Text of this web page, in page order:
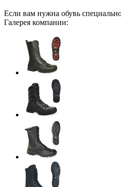
Если вам нужна обувь
Галерея компании: